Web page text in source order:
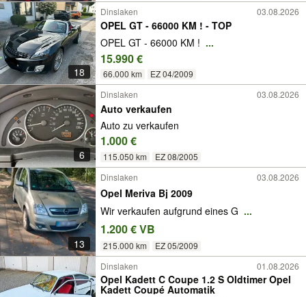
18
Dinslaken 03.08.2026
OPEL GT - 66000 KM ! - TOP
OPEL GT - 66000 KM ! ...
15.990 €
66.000 km EZ 04/2009
6
Dinslaken 03.08.2026
Auto verkaufen
Auto zu verkaufen
1.000 €
115.050 km EZ 08/2005
13
Dinslaken 03.08.2026
Opel Meriva Bj 2009
Wir verkaufen aufgrund eines G ...
1.200 € VB
215.000 km EZ 05/2009
Dinslaken 01.08.2026
Opel Kadett C Coupe 1.2 S Oldtimer Opel
Kadett Coupé Automatik